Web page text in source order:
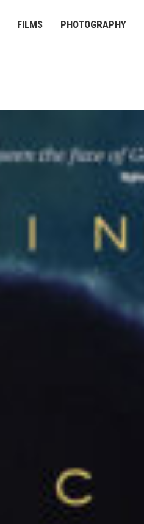
FILMS PHOTOGRAPHY